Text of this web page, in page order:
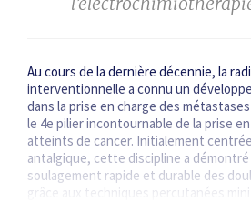
Au cours de la dernière décennie, la
interventionnelle a connu un
dans la prise en charge des
le 4e pilier incontournable de la prise
atteints de cancer. Initialement
antalgique, cette discipline a
soulagement rapide et durable des
grâce aux techniques percutanées